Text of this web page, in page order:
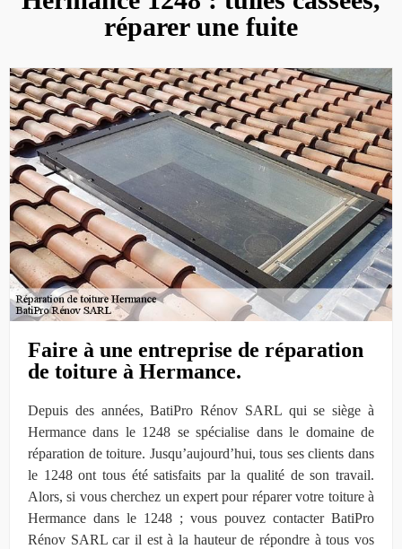
réparer une fuite
Faire à une entreprise de réparation
de toiture à Hermance.
Depuis des années, BatiPro Rénov SARL qui se siège à
Hermance dans le 1248 se spécialise dans le domaine de
réparation de toiture. Jusqu’aujourd’hui, tous ses clients dans
le 1248 ont tous été satisfaits par la qualité de son travail.
Alors, si vous cherchez un expert pour réparer votre toiture à
Hermance dans le 1248 ; vous pouvez contacter BatiPro
Rénov SARL car il est à la hauteur de répondre à tous vos